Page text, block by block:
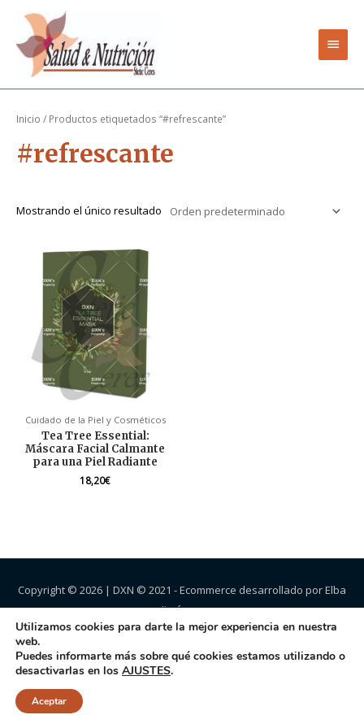
contenido
Inicio / Productos etiquetados “#refrescante”
#refrescante
Mostrando el único resultado
Cuidado de la Piel y Cosméticos
Tea Tree Essential:
Máscara Facial Calmante
para una Piel Radiante
18,20€
Copyright © 2026 | DXN © 2021 - Ecommerce desarrollado por Elba
Jiménez.
Utilizamos cookies para darte la mejor experiencia en nuestra
web.
Puedes informarte más sobre qué cookies estamos utilizando o
desactivarlas en los AJUSTES.
Aceptar